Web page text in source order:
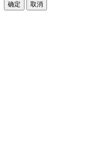
确定 取消